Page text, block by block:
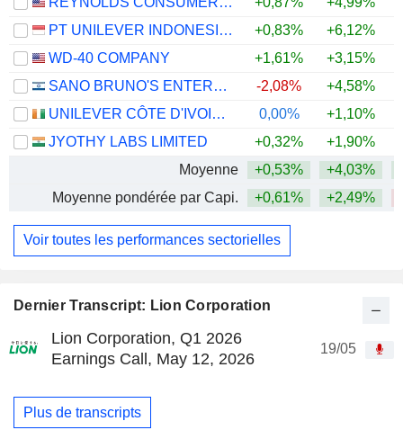
Dernier Transcript: Lion Corporation
Lion Corporation, Q1 2026
Earnings Call, May 12, 2026
19/05
Plus de transcripts
PT UNILEVER INDONESIA TBK
+0,83% +6,12%
WD-40 COMPANY
+1,61% +3,15%
SANO BRUNO'S ENTERPRISES LTD
-2,08% +4,58%
UNILEVER CÔTE D'IVOIRE, S.A.
0,00% +1,10%
JYOTHY LABS LIMITED
+0,32% +1,90%
Moyenne
+0,53% +4,03%
Moyenne pondérée par Capi.
+0,61% +2,49%
Voir toutes les performances sectorielles